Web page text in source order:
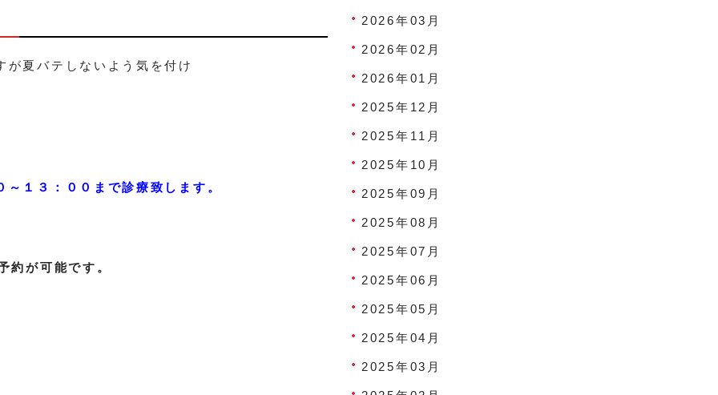
が夏バテしないよう気を付け
１３：００まで診療致します。
約が可能です。
2026年03月
2026年02月
2026年01月
2025年12月
2025年11月
2025年10月
2025年09月
2025年08月
2025年07月
2025年06月
2025年05月
2025年04月
2025年03月